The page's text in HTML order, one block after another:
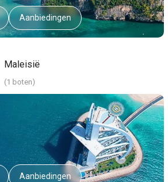
Aanbiedingen
Maleisië
(1 boten)
Aanbiedingen